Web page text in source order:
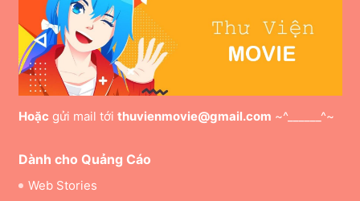
Hoặc gửi mail tới thuvienmovie@gmail.com ~^______^~
Dành cho Quảng Cáo
Web Stories